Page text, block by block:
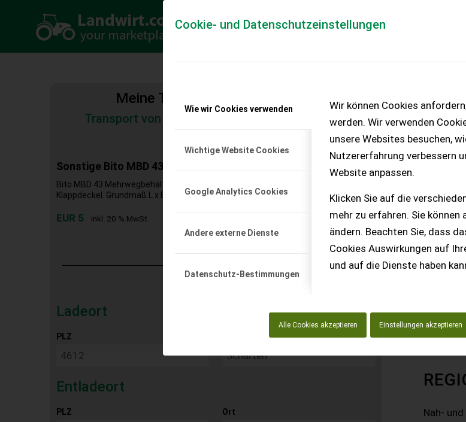
Cookie- und Datenschutzeinstellungen
Wie wir Cookies verwenden
Wichtige Website Cookies
Google Analytics Cookies
Andere externe Dienste
Datenschutz-Bestimmungen
Wir können Cookies
werden. Wir verwenden
unsere Websites besuchen,
Nutzererfahrung verbessern
Website anpassen.
Klicken Sie auf die
mehr zu erfahren. Sie können
ändern. Beachten Sie, dass
Cookies Auswirkungen auf
und auf die Dienste haben
Alle Cookies akzeptieren Einstellungen akzeptieren
Meine Transportkostenanfrage
Transport von Land- und Baumaschinen – KEINE
Sonstige Bito MBD 43 Mehrwegbehälter
Bito MBD 43 Mehrwegbehälter Mehrwegbehälter mit anscharniertem zweiteiligem
Klappdeckel. Grundmaß L x B 410 x 300 (mm) Höhe 199...
EUR 5 inkl. 20 % MwSt.
Ladeort
PLZ
Entladeort
PLZ Ort
Nah-